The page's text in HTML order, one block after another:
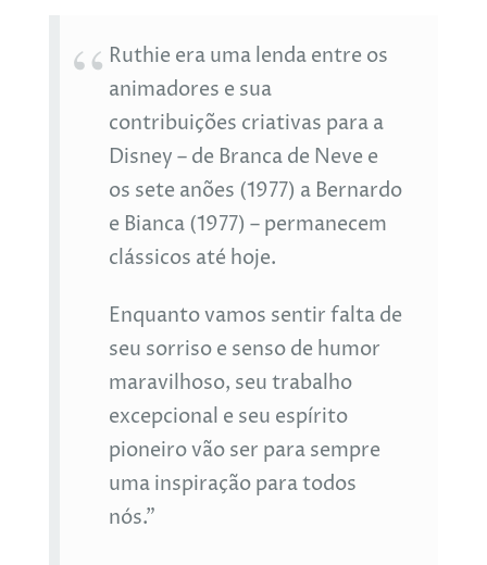
Ruthie era uma lenda entre os
animadores e sua
contribuições criativas para a
Disney – de Branca de Neve e
os sete anões (1977) a Bernardo
e Bianca (1977) – permanecem
clássicos até hoje.
Enquanto vamos sentir falta de
seu sorriso e senso de humor
maravilhoso, seu trabalho
excepcional e seu espírito
pioneiro vão ser para sempre
uma inspiração para todos
nós.”